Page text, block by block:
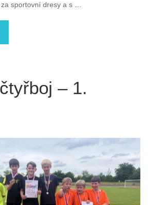
sportovní dresy a s …
– 1.